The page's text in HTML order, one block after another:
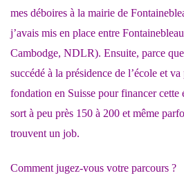
mes déboires à la mairie de
j’avais mis en place entre
Cambodge, NDLR). Ensuite, parce
succédé à la présidence de l’école et
fondation en Suisse pour financer
sort à peu près 150 à 200 et même
trouvent un job.
Comment jugez-vous votre parcours ?